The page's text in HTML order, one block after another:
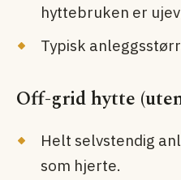
hyttebruken er
Typisk
Off-grid hytte
Helt selvstendig
som hjerte.